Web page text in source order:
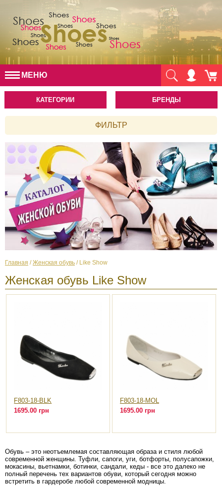
МЕНЮ
КАТЕГОРИИ БРЕНДЫ
ФИЛЬТР
Главная /Женская обувь / Like Show
Женская обувь Like Show
F803-18-BLK
1695.00 грн
F803-18-MOL
1695.00 грн
Обувь – это неотъемлемая составляющая образа и стиля любой
современной женщины. Туфли, сапоги, уги, ботфорты, полусапожки,
мокасины, вьетнамки, ботинки, сандали, кеды - все это далеко не
полный перечень тех вариантов обуви, который сегодня можно
встретить в гардеробе любой современной модницы.